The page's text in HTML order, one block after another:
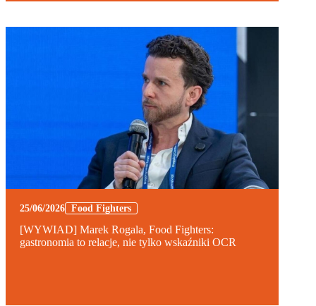
25/06/2026 Food Fighters
[WYWIAD] Marek Rogala, Food Fighters:
gastronomia to relacje, nie tylko wskaźniki OCR